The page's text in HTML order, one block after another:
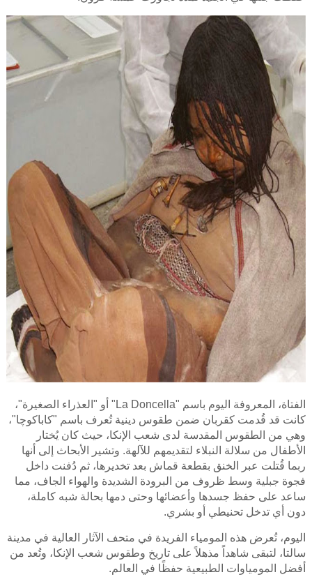
الفتاة، المعروفة اليوم باسم "La Doncella" أو "العذراء الصغيرة"،
كانت قد قُدمت كقربان ضمن طقوس دينية تُعرف باسم "كاباكوچا"،
وهي من الطقوس المقدسة لدى شعب الإنكا، حيث كان يُختار
الأطفال من سلالة النبلاء لتقديمهم للآلهة. وتشير الأبحاث إلى أنها
ربما قُتلت عبر الخنق بقطعة قماش بعد تخديرها، ثم دُفنت داخل
فجوة جبلية وسط ظروف من البرودة الشديدة والهواء الجاف، مما
ساعد على حفظ جسدها وأعضائها وحتى دمها بحالة شبه كاملة،
دون أي تدخل تحنيطي أو بشري.
اليوم، تُعرض هذه المومياء الفريدة في متحف الآثار العالية في مدينة
سالتا، لتبقى شاهداً مذهلاً على تاريخ وطقوس شعب الإنكا، وتُعد من
أفضل المومياوات الطبيعية حفظًا في العالم.